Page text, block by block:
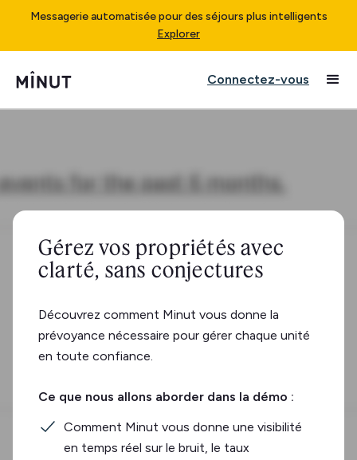
Messagerie automatisée pour des séjours plus intelligents
Explorer
Connectez-vous
Gérez vos propriétés avec
clarté, sans conjectures
Découvrez comment Minut vous donne la
prévoyance nécessaire pour gérer chaque unité
en toute confiance.
Ce que nous allons aborder dans la démo :
Comment Minut vous donne une visibilité
en temps réel sur le bruit, le taux